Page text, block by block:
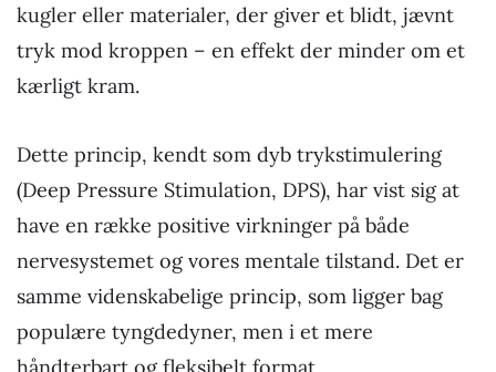
kugler eller materialer, der giver et blidt, jævnt
tryk mod kroppen – en effekt der minder om et
kærligt kram.
Dette princip, kendt som dyb trykstimulering
(Deep Pressure Stimulation, DPS), har vist sig at
have en række positive virkninger på både
nervesystemet og vores mentale tilstand. Det er
samme videnskabelige princip, som ligger bag
populære tyngdedyner, men i et mere
håndterbart og fleksibelt format.